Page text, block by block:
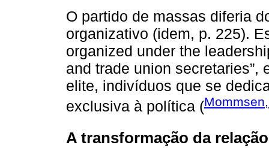
O partido de massas diferia
organizativo (idem, p. 225).
organized under the
and trade union
elite, indivíduos que se
exclusiva à política (
A transformação da